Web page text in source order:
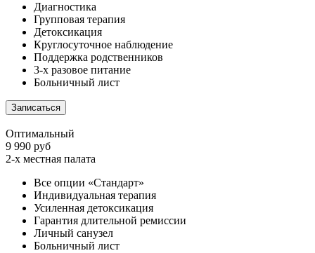
Диагностика
Групповая терапия
Детоксикация
Круглосуточное наблюдение
Поддержка родственников
3-х разовое питание
Больничный лист
Записаться
Оптимальный
9 990 руб
2-х местная палата
Все опции «Стандарт»
Индивидуальная терапия
Усиленная детоксикация
Гарантия длительной ремиссии
Личный санузел
Больничный лист